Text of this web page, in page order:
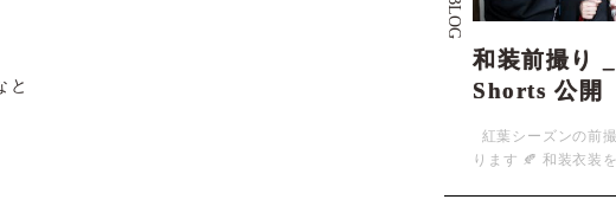
と
和装前撮り
Shorts 公開
紅葉シーズンの前
ります 🍂 和装衣装